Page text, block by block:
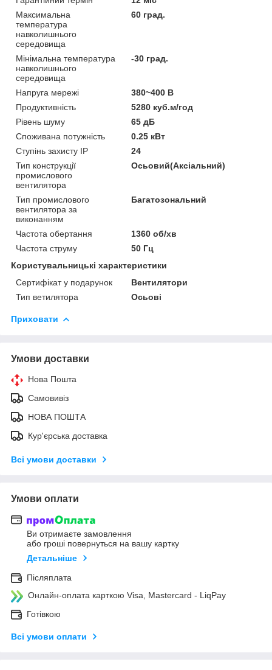
Максимальна
температура
навколишнього
середовища
60 град.
Мінімальна температура
навколишнього
середовища
-30 град.
Напруга мережі
380~400 В
Продуктивність
5280 куб.м/год
Рівень шуму
65 дБ
Споживана потужність
0.25 кВт
Ступінь захисту IP
24
Тип конструкції
промислового
вентилятора
Осьовий(Аксіальний)
Тип промислового
вентилятора за
виконанням
Багатозональний
Частота обертання
1360 об/хв
Частота струму
50 Гц
Користувальницькі характеристики
Сертифікат у подарунок
Вентилятори
Тип ветилятора
Осьові
Приховати
Умови доставки
Нова Пошта
Самовивіз
НОВА ПОШТА
Кур'єрська доставка
Всі умови доставки
Умови оплати
Ви отримаєте замовлення
або гроші повернуться на вашу картку
Детальніше
Післяплата
Онлайн-оплата карткою Visa, Mastercard - LiqPay
Готівкою
Всі умови оплати